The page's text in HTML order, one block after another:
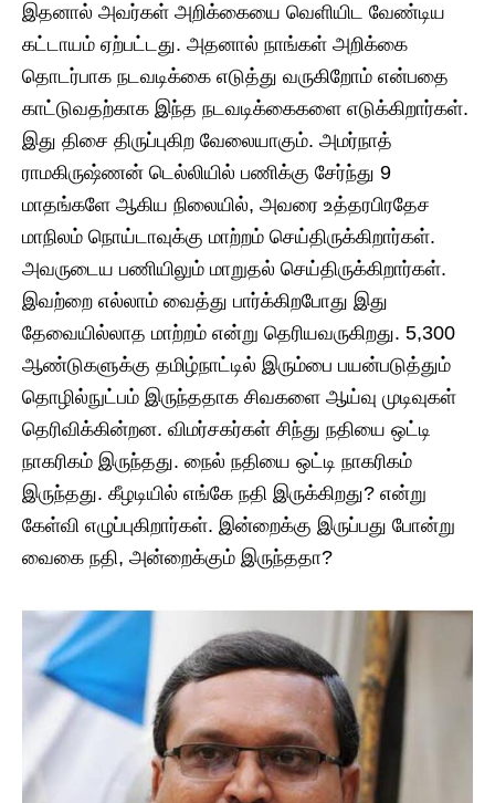
இதனால் அவர்கள் அறிக்கையை வெளியிட வேண்டிய
கட்டாயம் ஏற்பட்டது. அதனால் நாங்கள் அறிக்கை
தொடர்பாக நடவடிக்கை எடுத்து வருகிறோம் என்பதை
காட்டுவதற்காக இந்த நடவடிக்கைகளை எடுக்கிறார்கள்.
இது திசை திருப்புகிற வேலையாகும். அமர்நாத்
ராமகிருஷ்ணன் டெல்லியில் பணிக்கு சேர்ந்து 9
மாதங்களே ஆகிய நிலையில், அவரை உத்தரபிரதேச
மாநிலம் நொய்டாவுக்கு மாற்றம் செய்திருக்கிறார்கள்.
அவருடைய பணியிலும் மாறுதல் செய்திருக்கிறார்கள்.
இவற்றை எல்லாம் வைத்து பார்க்கிறபோது இது
தேவையில்லாத மாற்றம் என்று தெரியவருகிறது. 5,300
ஆண்டுகளுக்கு தமிழ்நாட்டில் இரும்பை பயன்படுத்தும்
தொழில்நுட்பம் இருந்ததாக சிவகளை ஆய்வு முடிவுகள்
தெரிவிக்கின்றன. விமர்சகர்கள் சிந்து நதியை ஒட்டி
நாகரிகம் இருந்தது. நைல் நதியை ஒட்டி நாகரிகம்
இருந்தது. கீழடியில் எங்கே நதி இருக்கிறது? என்று
கேள்வி எழுப்புகிறார்கள். இன்றைக்கு இருப்பது போன்று
வைகை நதி, அன்றைக்கும் இருந்ததா?